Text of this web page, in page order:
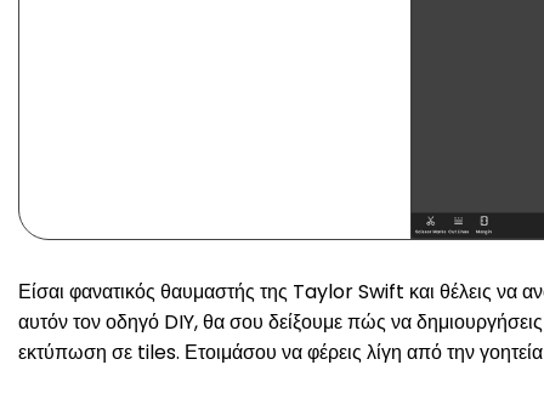
Είσαι φανατικός θαυμαστής της Taylor Swift και θέλεις να
αυτόν τον οδηγό DIY, θα σου δείξουμε πώς να
εκτύπωση σε tiles. Ετοιμάσου να φέρεις λίγη από την